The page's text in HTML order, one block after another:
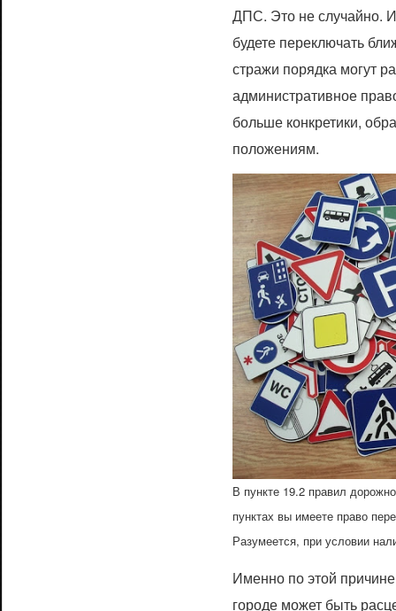
ДПС. Это не случайно.
будете переключать
стражи порядка могут
административное
больше конкретики,
положениям.
В пункте 19.2 правил
пунктах вы имеете право
Разумеется, при условии
Именно по этой
городе может быть